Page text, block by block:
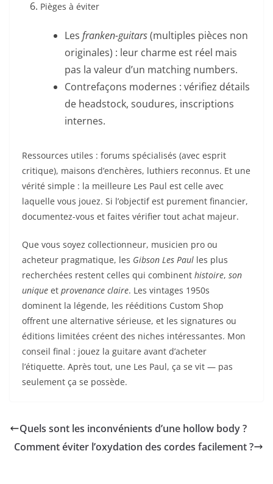
Pièges à éviter
Les franken-guitars(multiples pièces non
originales) : leur charme est réel mais
pas la valeur d’un matching numbers.
Contrefaçons modernes : vérifiez détails
de headstock, soudures, inscriptions
internes.
Ressources utiles : forums spécialisés (avec esprit
critique), maisons d’enchères, luthiers reconnus. Et une
vérité simple : la meilleure Les Paul est celle avec
laquelle vous jouez. Si l’objectif est purement financier,
documentez-vous et faites vérifier tout achat majeur.
Que vous soyez collectionneur, musicien pro ou
acheteur pragmatique, les Gibson Les Paul les plus
recherchées restent celles qui combinent histoire, son
unique et provenance claire. Les vintages 1950s
dominent la légende, les rééditions Custom Shop
offrent une alternative sérieuse, et les signatures ou
éditions limitées créent des niches intéressantes. Mon
conseil final : jouez la guitare avant d’acheter
l’étiquette. Après tout, une Les Paul, ça se vit — pas
seulement ça se possède.
Quels sont les inconvénients d’une hollow body ?
Comment éviter l’oxydation des cordes facilement ?